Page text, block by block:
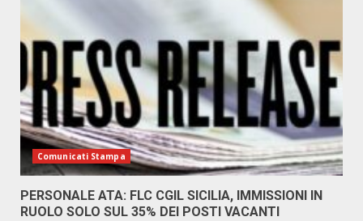
Comunicati Stampa
PERSONALE ATA: FLC CGIL SICILIA, IMMISSIONI IN
RUOLO SOLO SUL 35% DEI POSTI VACANTI